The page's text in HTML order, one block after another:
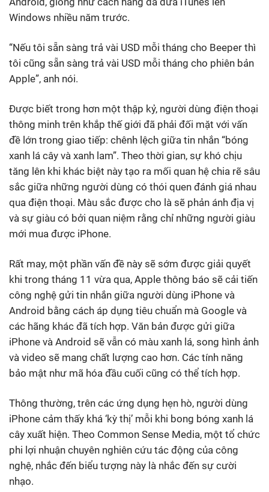
Windows nhiều năm trước.
“Nếu tôi sẵn sàng trả vài USD mỗi tháng cho Beeper thì
tôi cũng sẵn sàng trả vài USD mỗi tháng cho phiên bản
Apple”, anh nói.
Được biết trong hơn một thập kỷ, người dùng điện thoại
thông minh trên khắp thế giới đã phải đối mặt với vấn
đề lớn trong giao tiếp: chênh lệch giữa tin nhắn “bóng
xanh lá cây và xanh lam”. Theo thời gian, sự khó chịu
tăng lên khi khác biệt này tạo ra mối quan hệ chia rẽ sâu
sắc giữa những người dùng có thói quen đánh giá nhau
qua điện thoại. Màu sắc được cho là sẽ phản ánh địa vị
và sự giàu có bởi quan niệm rằng chỉ những người giàu
mới mua được iPhone.
Rất may, một phần vấn đề này sẽ sớm được giải quyết
khi trong tháng 11 vừa qua, Apple thông báo sẽ cải tiến
công nghệ gửi tin nhắn giữa người dùng iPhone và
Android bằng cách áp dụng tiêu chuẩn mà Google và
các hãng khác đã tích hợp. Văn bản được gửi giữa
iPhone và Android sẽ vẫn có màu xanh lá, song hình ảnh
và video sẽ mang chất lượng cao hơn. Các tính năng
bảo mật như mã hóa đầu cuối cũng có thể tích hợp.
Thông thường, trên các ứng dụng hẹn hò, người dùng
iPhone cảm thấy khá ‘kỳ thị’ mỗi khi bong bóng xanh lá
cây xuất hiện. Theo Common Sense Media, một tổ chức
phi lợi nhuận chuyên nghiên cứu tác động của công
nghệ, nhắc đến biểu tượng này là nhắc đến sự cười
nhạo.